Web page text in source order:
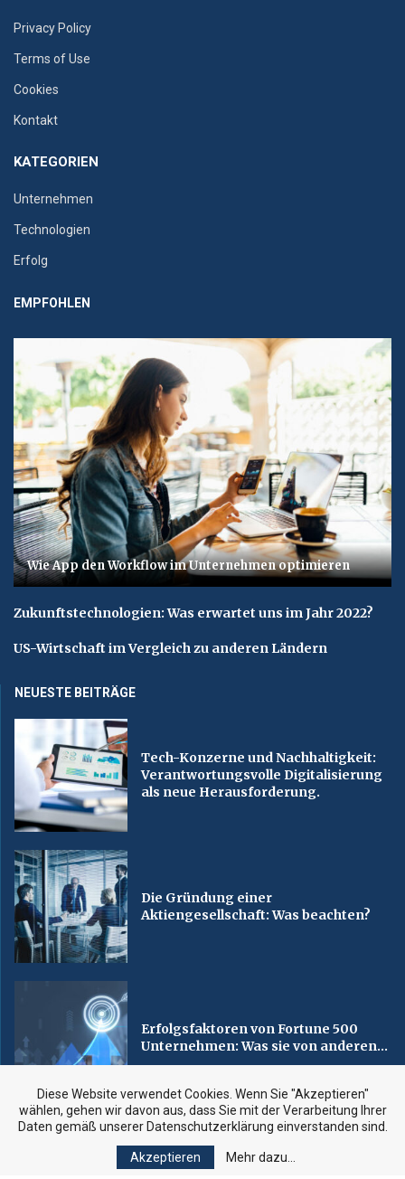
Privacy Policy
Terms of Use
Cookies
Kontakt
KATEGORIEN
Unternehmen
Technologien
Erfolg
EMPFOHLEN
Wie App den Workflow im Unternehmen optimieren
Zukunftstechnologien: Was erwartet uns im Jahr 2022?
US-Wirtschaft im Vergleich zu anderen Ländern
NEUESTE BEITRÄGE
Tech-Konzerne und Nachhaltigkeit:
Verantwortungsvolle Digitalisierung
als neue Herausforderung.
Die Gründung einer
Aktiengesellschaft: Was beachten?
Erfolgsfaktoren von Fortune 500
Unternehmen: Was sie von anderen...
Copyright 2023, euwirtschaft.com. All rights reserved.
Diese Website verwendet Cookies. Wenn Sie "Akzeptieren"
wählen, gehen wir davon aus, dass Sie mit der Verarbeitung Ihrer
Daten gemäß unserer Datenschutzerklärung einverstanden sind.
Akzeptieren Mehr dazu...